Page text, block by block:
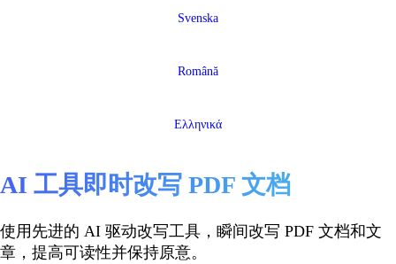
Svenska
Română
Ελληνικά
AI 工具即时改写 PDF 文档
使用先进的 AI 驱动改写工具，瞬间改写 PDF 文档和文
章，提高可读性并保持原意。